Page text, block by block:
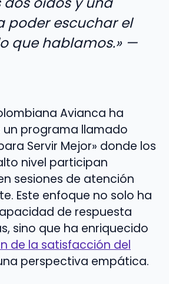
poder escuchar el
que hablamos.» —
Avianca ha
programa llamado
Servir Mejor» donde los
nivel participan
sesiones de atención
Este enfoque no solo ha
de respuesta
sino que ha enriquecido
de la satisfacción del
perspectiva empática.